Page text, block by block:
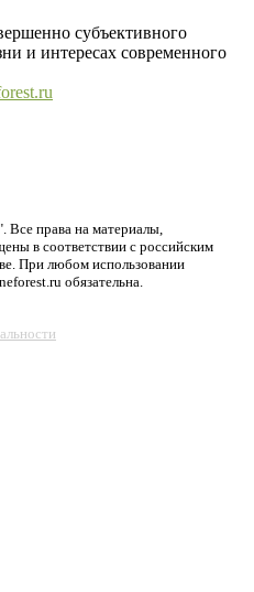
субъективного
и интересах современного
права на материалы,
в соответствии с российским
При любом использовании
обязательна.